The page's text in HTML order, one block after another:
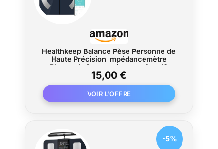
Healthkeep Balance Pèse Personne de
Haute Précision Impédancemètre
Bluetooth Connectée avec App 13
Métriques de Santé pour Andriod et iOS
Max 180kg/400lb/28st - Bleu
15,00 €
-5%